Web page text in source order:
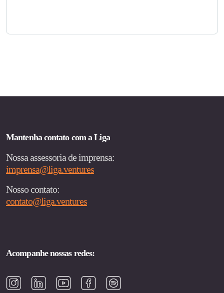
Mantenha contato com a Liga
Nossa assessoria de imprensa:
imprensa@liga.ventures
Nosso contato:
contato@liga.ventures
Acompanhe nossas redes: